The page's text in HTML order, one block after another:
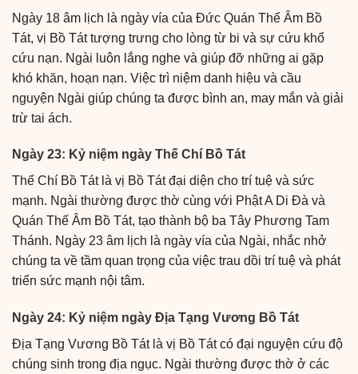
Ngày 18 âm lịch là ngày vía của Đức Quán Thế Âm Bồ
Tát, vị Bồ Tát tượng trưng cho lòng từ bi và sự cứu khổ
cứu nạn. Ngài luôn lắng nghe và giúp đỡ những ai gặp
khó khăn, hoạn nạn. Việc trì niệm danh hiệu và cầu
nguyện Ngài giúp chúng ta được bình an, may mắn và giải
trừ tai ách.
Ngày 23: Kỷ niệm ngày Thế Chí Bồ Tát
Thế Chí Bồ Tát là vị Bồ Tát đại diện cho trí tuệ và sức
mạnh. Ngài thường được thờ cùng với Phật A Di Đà và
Quán Thế Âm Bồ Tát, tạo thành bộ ba Tây Phương Tam
Thánh. Ngày 23 âm lịch là ngày vía của Ngài, nhắc nhở
chúng ta về tầm quan trọng của việc trau dồi trí tuệ và phát
triển sức mạnh nội tâm.
Ngày 24: Kỷ niệm ngày Địa Tạng Vương Bồ Tát
Địa Tạng Vương Bồ Tát là vị Bồ Tát có đại nguyện cứu độ
chúng sinh trong địa ngục. Ngài thường được thờ ở các